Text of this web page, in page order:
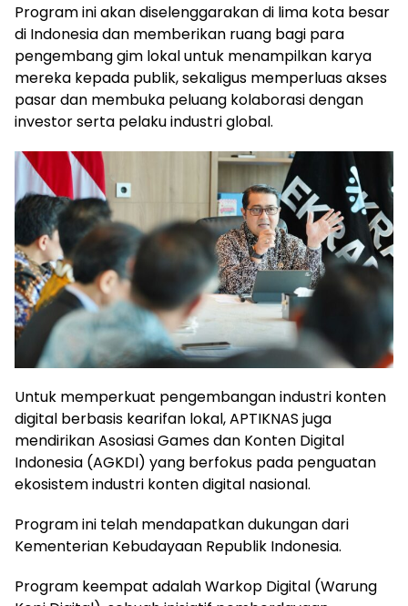
Program ini akan diselenggarakan di lima kota besar
di Indonesia dan memberikan ruang bagi para
pengembang gim lokal untuk menampilkan karya
mereka kepada publik, sekaligus memperluas akses
pasar dan membuka peluang kolaborasi dengan
investor serta pelaku industri global.
Untuk memperkuat pengembangan industri konten
digital berbasis kearifan lokal, APTIKNAS juga
mendirikan Asosiasi Games dan Konten Digital
Indonesia (AGKDI) yang berfokus pada penguatan
ekosistem industri konten digital nasional.
Program ini telah mendapatkan dukungan dari
Kementerian Kebudayaan Republik Indonesia.
Program keempat adalah Warkop Digital (Warung